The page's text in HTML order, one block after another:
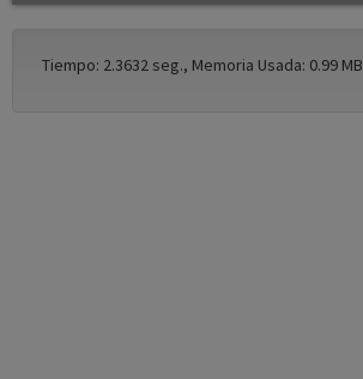
Tiempo: 2.3632 seg., Memoria Usada: 0.99 MB